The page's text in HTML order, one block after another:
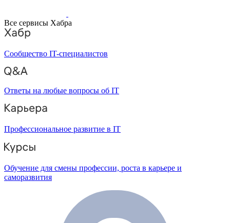
Все сервисы Хабра
Сообщество IT-специалистов
Ответы на любые вопросы об IT
Профессиональное развитие в IT
Обучение для смены профессии, роста в карьере и
саморазвития